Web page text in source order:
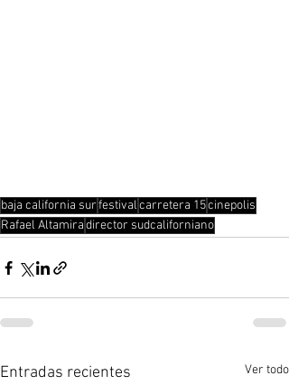
baja california surfestivalcarretera 15cinepolis
Rafael Altamiradirector sudcaliforniano
Entradas recientes Ver todo